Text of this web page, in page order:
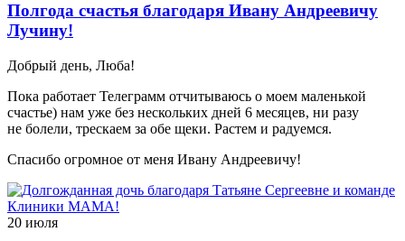
Полгода счастья благодаря Ивану Андреевичу
Лучину!
Добрый день, Люба!
Пока работает Телеграмм отчитываюсь о моем маленькой
счастье) нам уже без нескольких дней 6 месяцев, ни разу
не болели, трескаем за обе щеки. Растем и радуемся.
Спасибо огромное от меня Ивану Андреевичу!
20 июля